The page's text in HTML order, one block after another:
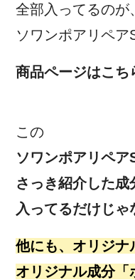
全部入ってるのが
ソワンポアリペア
商品ページはこ
この
ソワンポアリペア
さっき紹介した成
入ってるだけじゃ
他にも、オリジナ
オリジナル成分「